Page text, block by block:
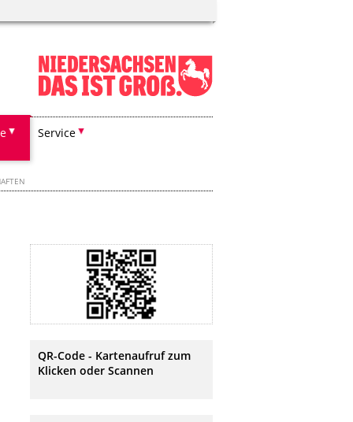
Service
QR-Code - Kartenaufruf zum
Klicken oder Scannen